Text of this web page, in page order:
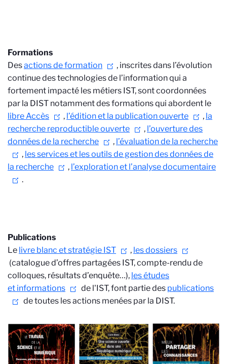
Formations
Desactions de formation
, inscrites dans l’évolution
continue des technologies de l’information qui a
fortement impacté les métiers IST, sont coordonnées
par la DIST notamment des formations qui abordent le
libre Accès
, l’édition et la publication ouverte , la
recherche reproductible ouverte
, l’ouverture des
données de la recherche
, l’évaluation de la recherche
, les services et les outils de gestion des données de
la recherche
, l’exploration et l’analyse documentaire
.
Publications
Le livre blanc et stratégie IST , les dossiers
(catalogue d’offres partagées IST, compte-rendu de
colloques, résultats d’enquête…), les études
et informations de l'IST, font partie des publications
de toutes les actions menées par la DIST.